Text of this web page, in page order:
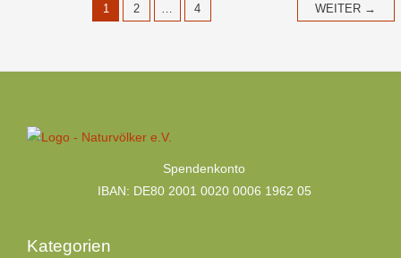
1 2 4 WEITER →
Spendenkonto
IBAN: DE80 2001 0020 0006 1962 05
Kategorien